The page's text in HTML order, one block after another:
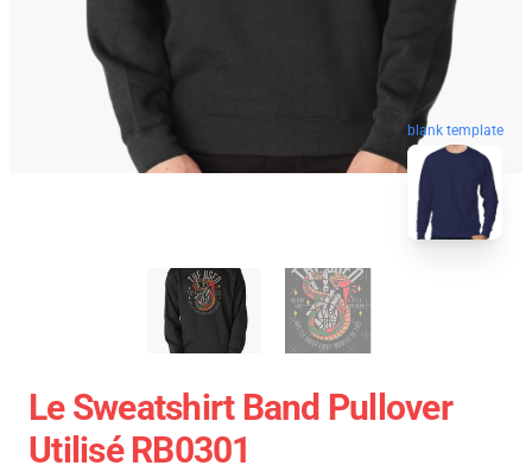
blank template
Le Sweatshirt Band Pullover
Utilisé RB0301